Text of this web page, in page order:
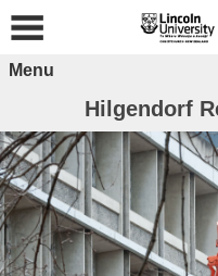
Menu
Hilgendorf